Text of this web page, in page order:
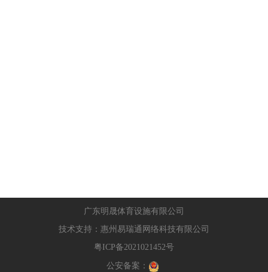
广东明晟体育设施有限公司
技术支持： 惠州易瑞通网络科技有限公司
粤ICP备2021021452号
公安备案：